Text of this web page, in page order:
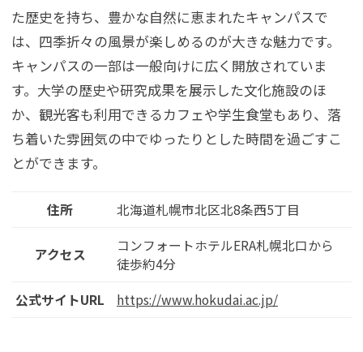
た歴史を持ち、豊かな自然に恵まれたキャンパスで
は、四季折々の風景が楽しめるのが大きな魅力です。
キャンパスの一部は一般向けに広く開放されていま
す。大学の歴史や研究成果を展示した文化施設のほ
か、観光客も利用できるカフェや学生食堂もあり、落
ち着いた雰囲気の中でゆったりとした時間を過ごすこ
とができます。
住所 北海道札幌市北区北8条西5丁目
アクセス
コンフォートホテルERA札幌北口から
徒歩約4分
公式サイトURL
https://www.hokudai.ac.jp/